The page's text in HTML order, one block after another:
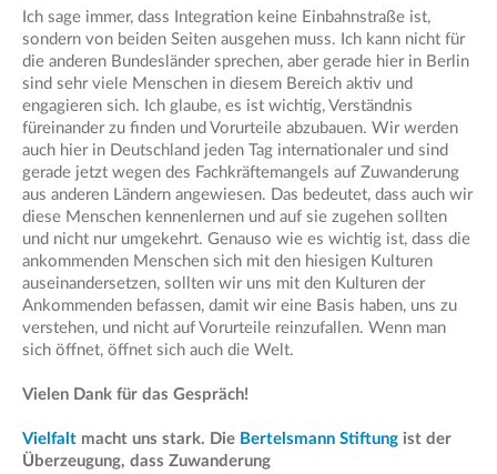
Ich sage immer, dass Integration keine Einbahnstraße ist,
sondern von beiden Seiten ausgehen muss. Ich kann nicht für
die anderen Bundesländer sprechen, aber gerade hier in Berlin
sind sehr viele Menschen in diesem Bereich aktiv und
engagieren sich. Ich glaube, es ist wichtig, Verständnis
füreinander zu finden und Vorurteile abzubauen. Wir werden
auch hier in Deutschland jeden Tag internationaler und sind
gerade jetzt wegen des Fachkräftemangels auf Zuwanderung
aus anderen Ländern angewiesen. Das bedeutet, dass auch wir
diese Menschen kennenlernen und auf sie zugehen sollten
und nicht nur umgekehrt. Genauso wie es wichtig ist, dass die
ankommenden Menschen sich mit den hiesigen Kulturen
auseinandersetzen, sollten wir uns mit den Kulturen der
Ankommenden befassen, damit wir eine Basis haben, uns zu
verstehen, und nicht auf Vorurteile reinzufallen. Wenn man
sich öffnet, öffnet sich auch die Welt.
Vielen Dank für das Gespräch!
Vielfalt macht uns stark. Die Bertelsmann Stiftung ist der
Überzeugung, dass Zuwanderung